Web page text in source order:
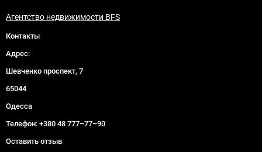
Агентство недвижимости BFS
Контакты
Адрес:
Шевченко проспект, 7
65044
Одесса
Телефон: +380 48 777–77–90
Оставить отзыв